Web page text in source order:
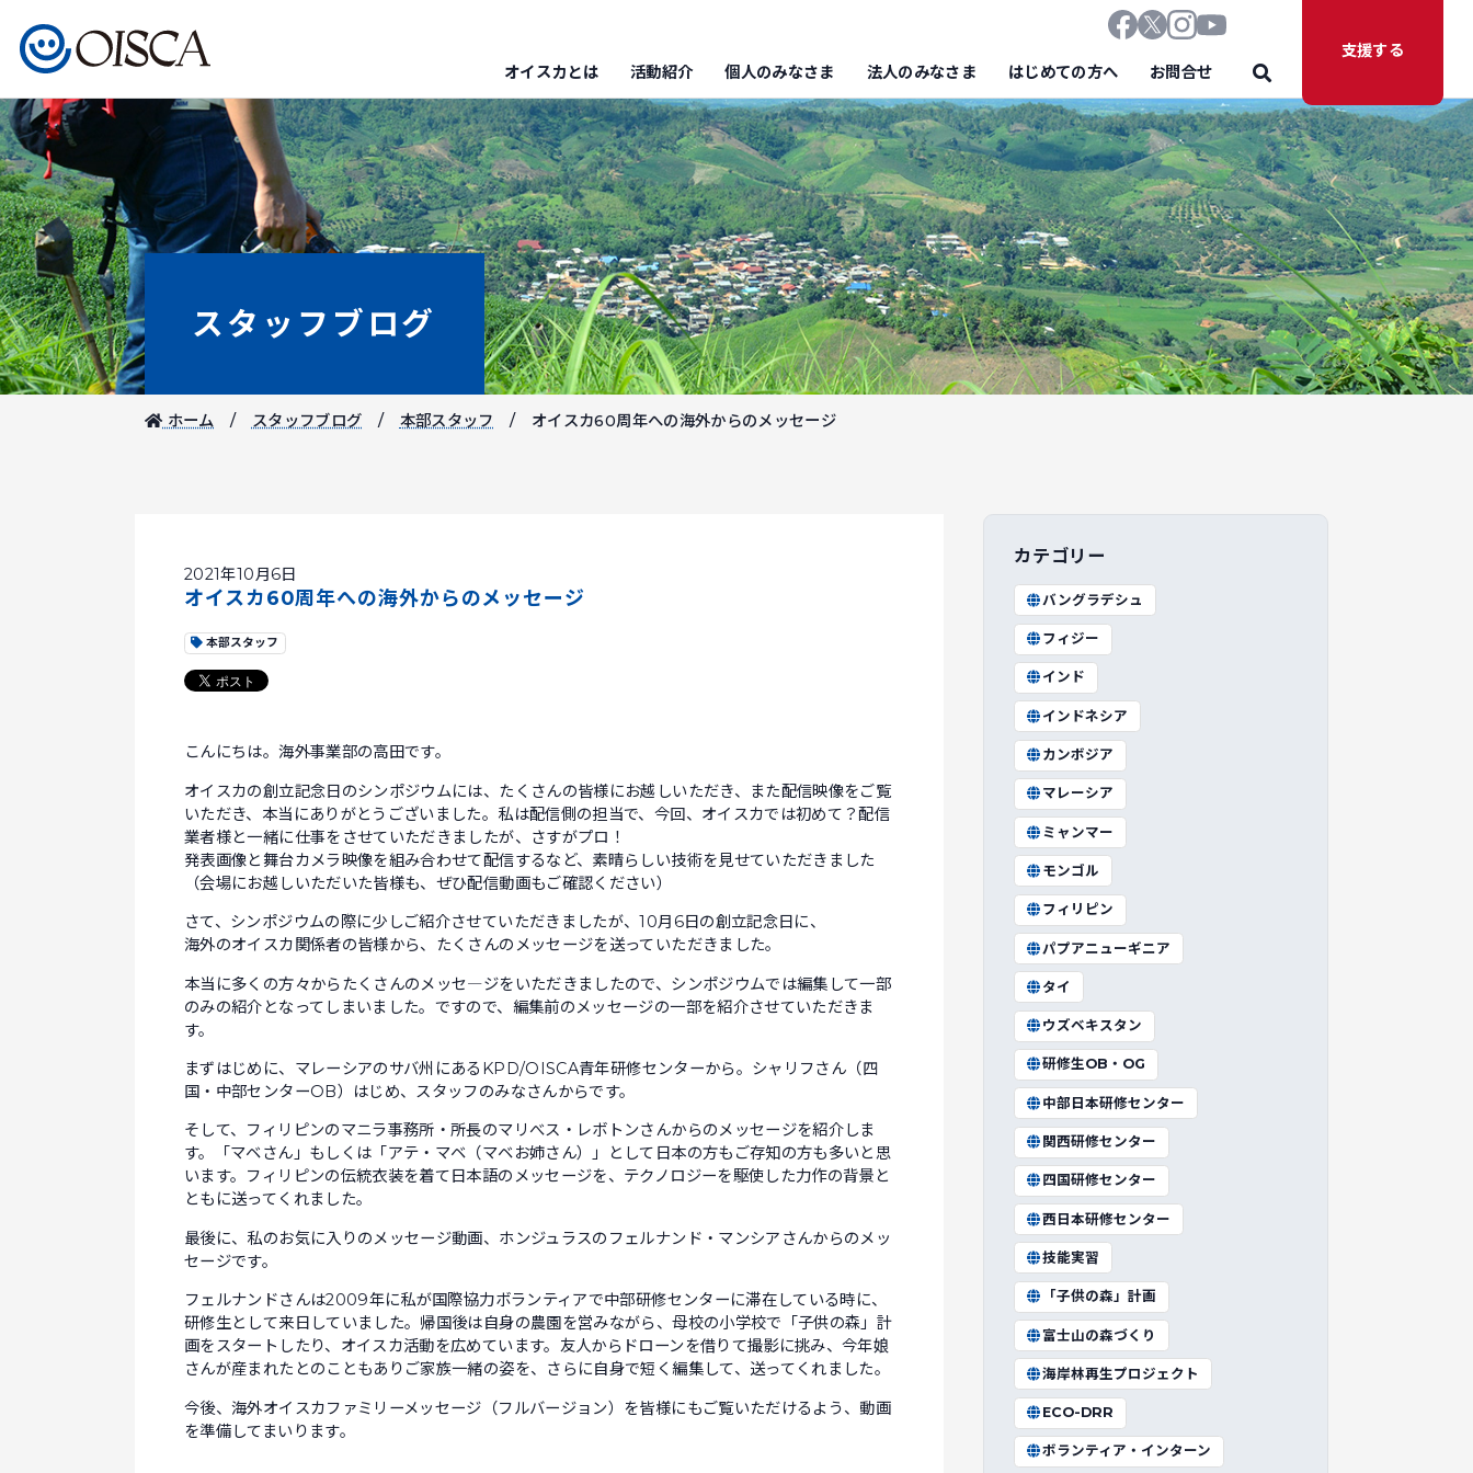
オイスカとは 活動紹介 個人のみなさま 法人のみなさま はじめての方へ お問合せ
支援する
スタッフブログ
ホーム スタッフブログ 本部スタッフ オイスカ60周年への海外からのメッセージ
2021年10月6日
オイスカ60周年への海外からのメッセージ
本部スタッフ
こんにちは。海外事業部の高田です。
オイスカの創立記念日のシンポジウムには、たくさんの皆様にお越しいただき、また配信映像をご覧
いただき、本当にありがとうございました。私は配信側の担当で、今回、オイスカでは初めて？配信
業者様と一緒に仕事をさせていただきましたが、さすがプロ！
発表画像と舞台カメラ映像を組み合わせて配信するなど、素晴らしい技術を見せていただきました
（会場にお越しいただいた皆様も、ぜひ配信動画もご確認ください）
さて、シンポジウムの際に少しご紹介させていただきましたが、10月6日の創立記念日に、
海外のオイスカ関係者の皆様から、たくさんのメッセージを送っていただきました。
本当に多くの方々からたくさんのメッセ―ジをいただきましたので、シンポジウムでは編集して一部
のみの紹介となってしまいました。ですので、編集前のメッセージの一部を紹介させていただきま
す。
まずはじめに、マレーシアのサバ州にあるKPD/OISCA青年研修センターから。シャリフさん（四
国・中部センターOB）はじめ、スタッフのみなさんからです。
そして、フィリピンのマニラ事務所・所長のマリべス・レボトンさんからのメッセージを紹介しま
す。「マベさん」もしくは「アテ・マベ（マベお姉さん）」として日本の方もご存知の方も多いと思
います。フィリピンの伝統衣装を着て日本語のメッセージを、テクノロジーを駆使した力作の背景と
ともに送ってくれました。
最後に、私のお気に入りのメッセージ動画、ホンジュラスのフェルナンド・マンシアさんからのメッ
セージです。
フェルナンドさんは2009年に私が国際協力ボランティアで中部研修センターに滞在している時に、
研修生として来日していました。帰国後は自身の農園を営みながら、母校の小学校で「子供の森」計
画をスタートしたり、オイスカ活動を広めています。友人からドローンを借りて撮影に挑み、今年娘
さんが産まれたとのこともありご家族一緒の姿を、さらに自身で短く編集して、送ってくれました。
今後、海外オイスカファミリーメッセージ（フルバージョン）を皆様にもご覧いただけるよう、動画
を準備してまいります。
カテゴリー
バングラデシュ
フィジー
インド
インドネシア
カンボジア
マレーシア
ミャンマー
モンゴル
フィリピン
パプアニューギニア
タイ
ウズベキスタン
研修生OB・OG
中部日本研修センター
関西研修センター
四国研修センター
西日本研修センター
技能実習
「子供の森」計画
富士山の森づくり
海岸林再生プロジェクト
ECO-DRR
ボランティア・インターン